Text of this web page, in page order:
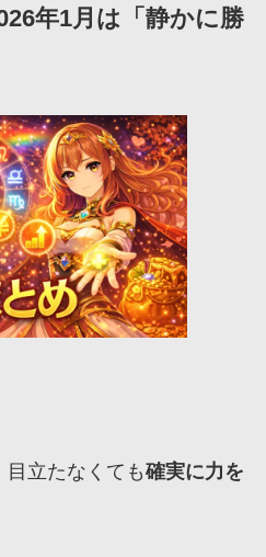
年1月は「静かに勝
立たなくても確実に力を